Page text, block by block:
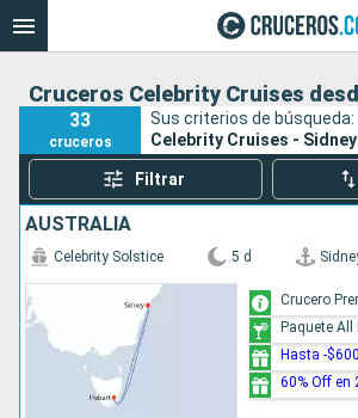
Cruceros Celebrity Cruises
33
cruceros
Sus criterios de búsqueda:
Celebrity Cruises - Sidney
Filtrar
AUSTRALIA
Celebrity Solstice 5 d
Crucero
Paquete All
Hasta -
60% Off en